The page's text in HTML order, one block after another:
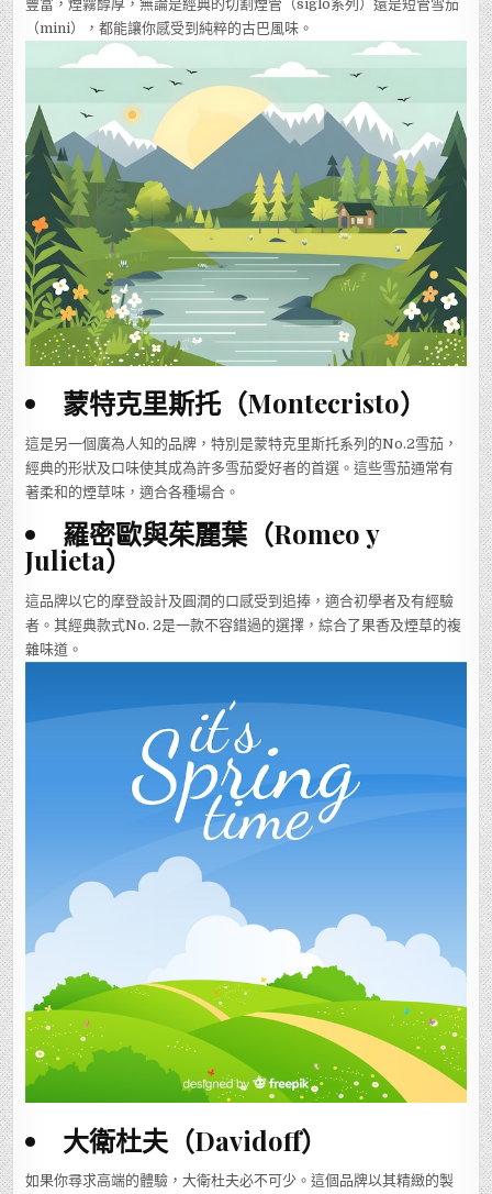
豐富，煙霧醇厚，無論是經典的切割煙管（siglo系列）還是短管雪茄
（mini），都能讓你感受到純粹的古巴風味。
蒙特克里斯托（Montecristo）
這是另一個廣為人知的品牌，特別是蒙特克里斯托系列的No.2雪茄，
經典的形狀及口味使其成為許多雪茄愛好者的首選。這些雪茄通常有
著柔和的煙草味，適合各種場合。
羅密歐與茱麗葉（Romeo y
Julieta）
這品牌以它的摩登設計及圓潤的口感受到追捧，適合初學者及有經驗
者。其經典款式No. 2是一款不容錯過的選擇，綜合了果香及煙草的複
雜味道。
大衛杜夫（Davidoff）
如果你尋求高端的體驗，大衛杜夫必不可少。這個品牌以其精緻的製